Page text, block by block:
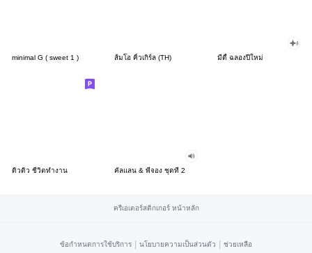
minimal G ( sweet 1 ) ส้มโอ คิ้วเกิร์ล (TH) มีดี้ ฉลองปีใหม่
ดิวดิว ชีวิตทำงาน คัลแลน & พี่จอง ชุดที่ 2
ครีเอเตอร์สติกเกอร์ หน้าหลัก
ข้อกำหนดการใช้บริการ | นโยบายความเป็นส่วนตัว | ช่วยเหลือ